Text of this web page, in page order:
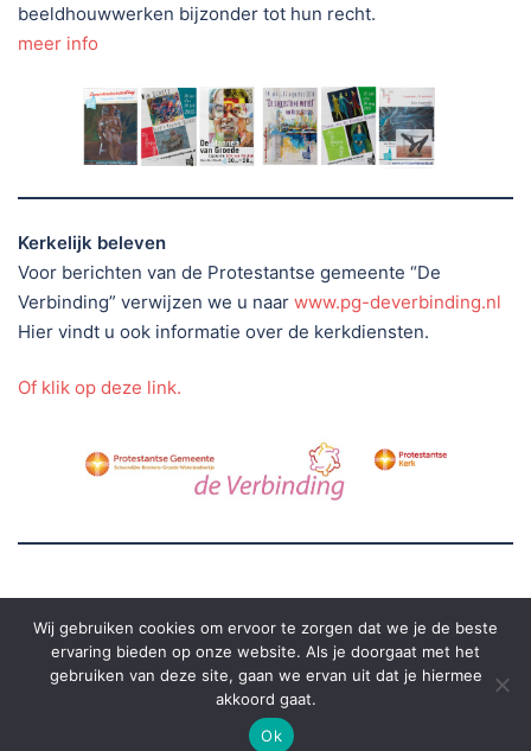
beeldhouwwerken bijzonder tot hun recht.
meer info
Kerkelijk beleven
Voor berichten van de Protestantse gemeente “De
Verbinding” verwijzen we u naar www.pg-deverbinding.nl
Hier vindt u ook informatie over de kerkdiensten.
Of klik op deze link.
© 2026 grote kerk groede. Silvana Cop, JS Producties
Wij gebruiken cookies om ervoor te zorgen dat we je de beste
ervaring bieden op onze website. Als je doorgaat met het
gebruiken van deze site, gaan we ervan uit dat je hiermee
akkoord gaat.
Ok